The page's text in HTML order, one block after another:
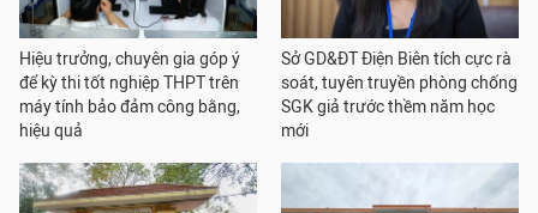
Hiệu trưởng, chuyên gia góp ý
để kỳ thi tốt nghiệp THPT trên
máy tính bảo đảm công bằng,
hiệu quả
Sở GD&ĐT Điện Biên tích cực rà
soát, tuyên truyền phòng chống
SGK giả trước thềm năm học
mới